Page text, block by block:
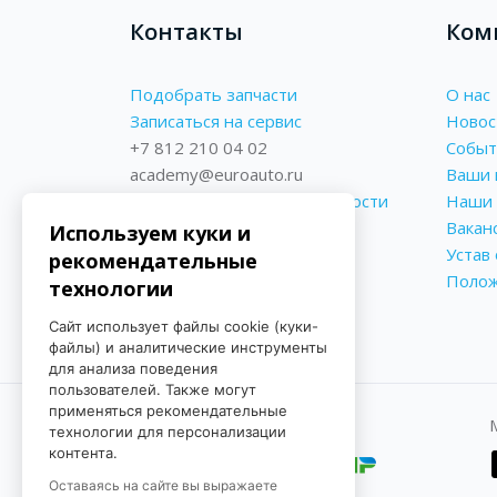
Контакты
Подобрать запчасти
Записаться на сервис
+7 812 210 04 02
academy@euroauto.ru
Политика конфиденциальности
Реквизиты
Форма обратной связи
О нас
Ваши
Наши
Устав
Принимаем к оплате
Используем куки и
рекомендательные
технологии
Сайт использует файлы cookie (куки-
файлы) и аналитические инструменты
для анализа поведения
пользователей. Также могут
применяться рекомендательные
технологии для персонализации
контента.
Оставаясь на сайте вы выражаете